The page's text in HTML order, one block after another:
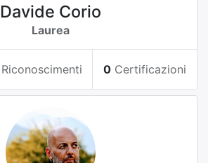
Davide Corio
Laurea
Riconoscimenti 0 Certificazioni